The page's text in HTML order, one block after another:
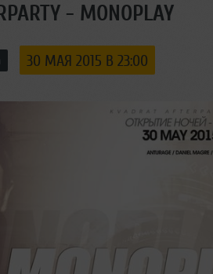
- MONOPLAY
30 МАЯ 2015 В 23:00